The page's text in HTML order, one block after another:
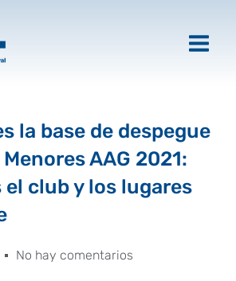
la base de despegue
AAG 2021:
el club y los lugares
No hay comentarios